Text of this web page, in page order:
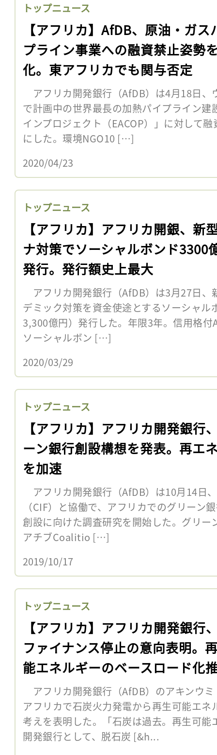
トップニュース
【アフリカ】AfDB、原油・ガス
プライン事業への融資禁止姿勢
化。東アフリカでも関与否定
アフリカ開発銀行（AfDB）は4月18日、
で計画中の世界最長の加熱パイプライン
インプロジェクト（EACOP）」に対して
にした。環境NGO10 […]
2020/04/23
トップニュース
【アフリカ】アフリカ開銀、新
ナ対策でソーシャルボンド3300
発行。発行額史上最大
アフリカ開発銀行（AfDB）は3月27日、
デミック対策を資金使途とするソーシャル
3,300億円）発行した。年限3年。信用格
ソーシャルボン […]
2020/03/29
トップニュース
【アフリカ】アフリカ開発銀行
ーン銀行創設構想を発表。再エ
を加速
アフリカ開発銀行（AfDB）は10月14日
（CIF）と協働で、アフリカでのグリーン
創設に向けた調査研究を開始した。グリー
アチブCoalitio […]
2019/10/17
トップニュース
【アフリカ】アフリカ開発銀行
ファイナンス停止の意向表明。
能エネルギーのベースロード化
アフリカ開発銀行（AfDB）のアキンウ
アフリカで石炭火力発電から再生可能エ
考えを表明した。「石炭は過去。再生可
開発銀行として、脱石炭 [&h...